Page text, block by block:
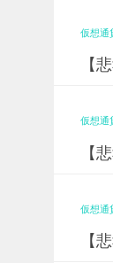
仮想通
【
仮想通
【
仮想通
【